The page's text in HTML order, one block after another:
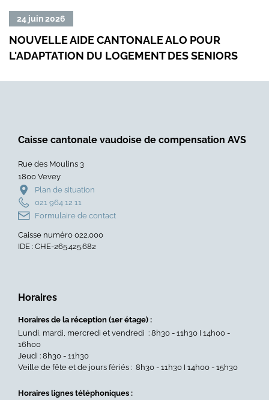
24 juin 2026
NOUVELLE AIDE CANTONALE ALO POUR
L'ADAPTATION DU LOGEMENT DES SENIORS
Lire
suite
de
pour
du
logement
des
seniors
Caisse cantonale vaudoise de compensation AVS
Rue des Moulins 3
1800 Vevey
Plan de situation
021 964 12 11
Formulaire de contact
Caisse numéro 022.000
IDE : CHE-265.425.682
Horaires
Horaires de la réception (1er étage) :
Lundi, mardi, mercredi et vendredi : 8h30 - 11h30 I 14h00 -
16h00
Jeudi : 8h30 - 11h30
Veille de fête et de jours fériés : 8h30 - 11h30 I 14h00 - 15h30
Horaires lignes téléphoniques :